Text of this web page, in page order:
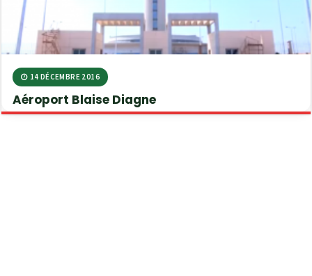
Aéroport Blaise Diagne
14 DÉCEMBRE 2016